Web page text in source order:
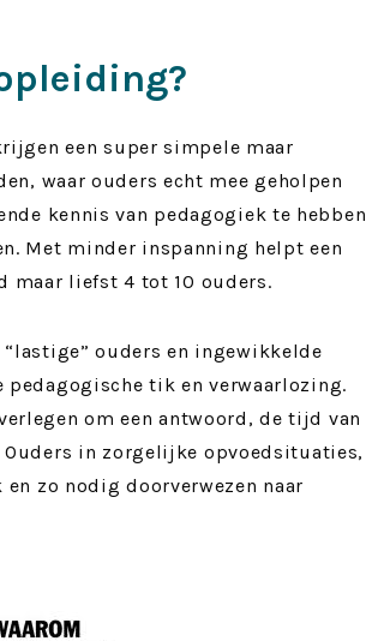
een super simpele maar
waar ouders echt mee geholpen
kennis van pedagogiek te hebben
Met minder inspanning helpt een
maar liefst 4 tot 10 ouders.
ouders en ingewikkelde
tik en verwaarlozing.
om een antwoord, de tijd van
in zorgelijke opvoedsituaties,
zo nodig doorverwezen naar